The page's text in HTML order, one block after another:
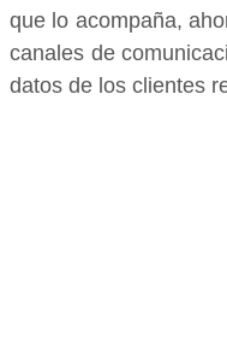
que lo acompaña,
canales de
datos de los clientes